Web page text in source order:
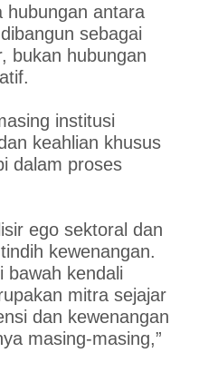
hubungan antara
sebagai
bukan hubungan
institusi
keahlian khusus
dalam proses
ego sektoral dan
kewenangan.
bawah kendali
mitra sejajar
dan kewenangan
masing-masing,”